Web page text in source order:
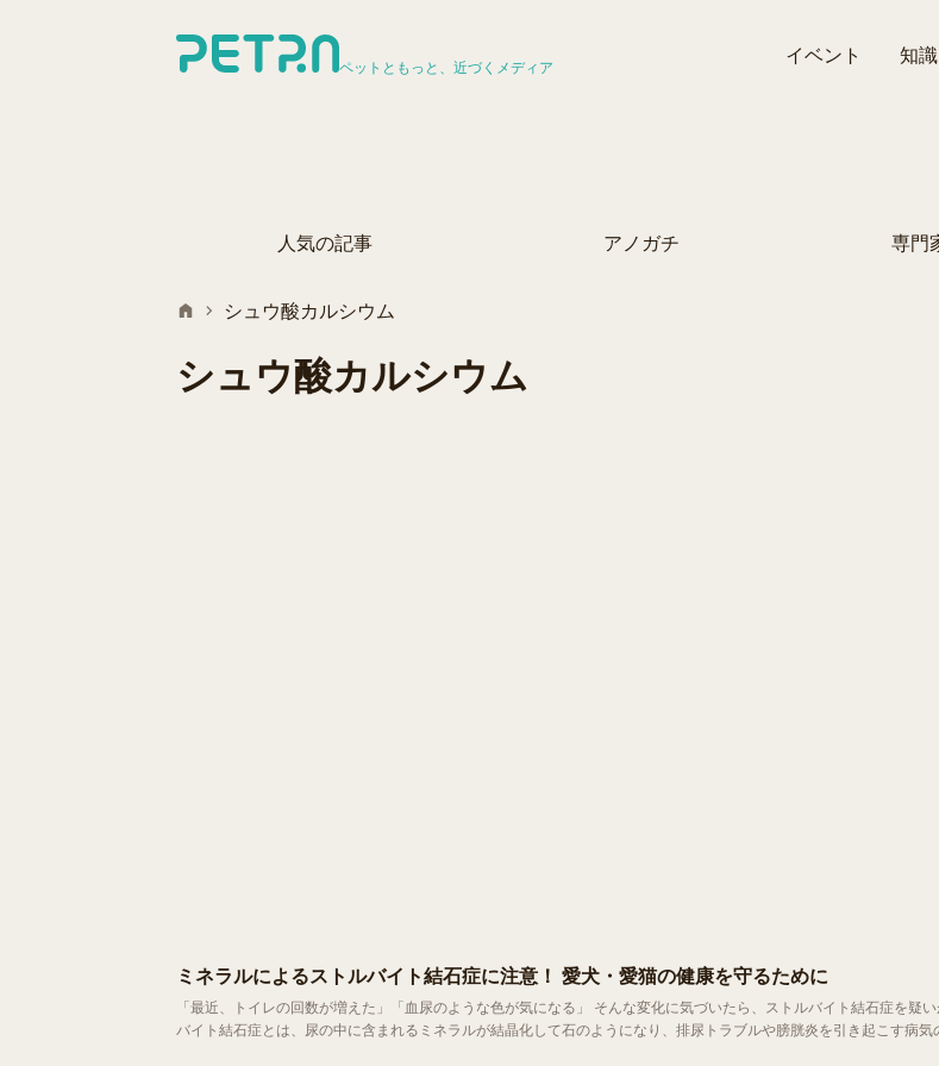
ペットともっと、近づくメディア イベント 知
人気の記事 アノガチ 専門
シュウ酸カルシウム
シュウ酸カルシウム
ミネラルによるストルバイト結石症に注意！ 愛犬・愛猫の健康を守るために
「最近、トイレの回数が増えた」「血尿のような色が気になる」 そんな変化に気づいたら、ストルバイト結石症を疑いがあります。ストル
バイト結石症とは、尿の中に含まれるミネラルが結晶化して石のようになり、排尿トラブルや膀胱炎を引き起こす病気